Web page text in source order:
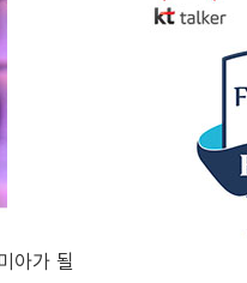
아가 될